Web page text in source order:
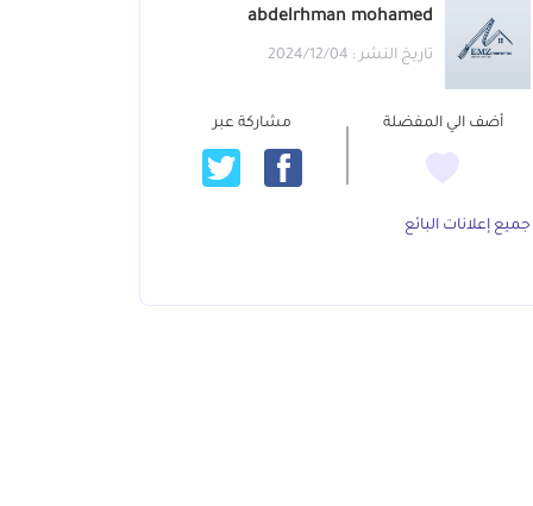
abdelrhman mohamed
تاريخ النشر : 2024/12/04
أضف الي المفضلة مشاركة عبر
جميع إعلانات البائع